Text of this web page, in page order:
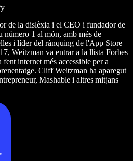
de la dislèxia i el CEO i fundador de
número 1 al món, amb més de
i líder del rànquing de l'App Store
Weitzman va entrar a la llista Forbes
internet més accessible per a
Cliff Weitzman ha aparegut
Mashable i altres mitjans